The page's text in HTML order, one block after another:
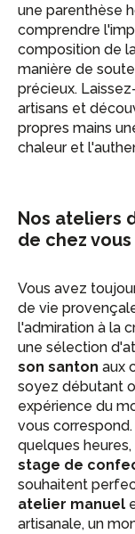
une parenthèse
comprendre
composition de
manière de
précieux.
artisans et
propres mains
chaleur et
Nos ateliers
de chez vous
Vous avez
de vie
l'admiration à la
une sélection
son santon aux
soyez débutant
expérience du
vous
quelques
stage de
souhaitent
atelier manuel
artisanale, un